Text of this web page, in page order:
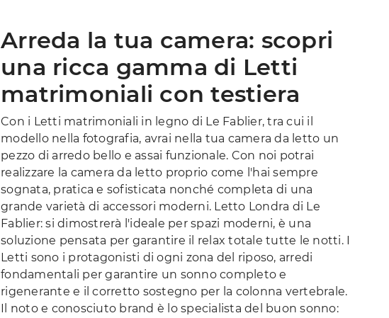
Arreda la tua camera: scopri
una ricca gamma di Letti
matrimoniali con testiera
Con i Letti matrimoniali in legno di Le Fablier, tra cui il
modello nella fotografia, avrai nella tua camera da letto un
pezzo di arredo bello e assai funzionale. Con noi potrai
realizzare la camera da letto proprio come l'hai sempre
sognata, pratica e sofisticata nonché completa di una
grande varietà di accessori moderni. Letto Londra di Le
Fablier: si dimostrerà l'ideale per spazi moderni, è una
soluzione pensata per garantire il relax totale tutte le notti. I
Letti sono i protagonisti di ogni zona del riposo, arredi
fondamentali per garantire un sonno completo e
rigenerante e il corretto sostegno per la colonna vertebrale.
Il noto e conosciuto brand è lo specialista del buon sonno: